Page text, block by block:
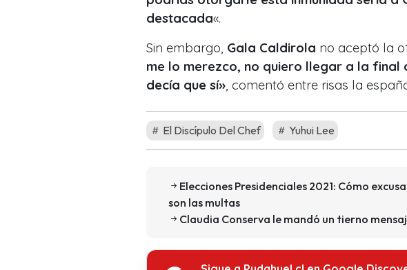
destacada«.
Sin embargo, Gala Caldirola no aceptó la
me lo merezco, no quiero llegar a la final
decía que sí», comentó entre risas la
El Discípulo Del Chef Yuhui Lee
Elecciones Presidenciales 2021: Cómo
son las multas
Claudia Conserva le mandó un tierno